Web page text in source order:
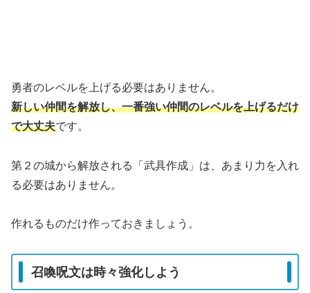
勇者のレベルを上げる必要はありません。
新しい仲間を解放し、一番強い仲間のレベルを上げるだけ
で大丈夫です。
第２の城から解放される「武具作成」は、あまり力を入れ
る必要はありません。
作れるものだけ作っておきましょう。
召喚呪文は時々強化しよう